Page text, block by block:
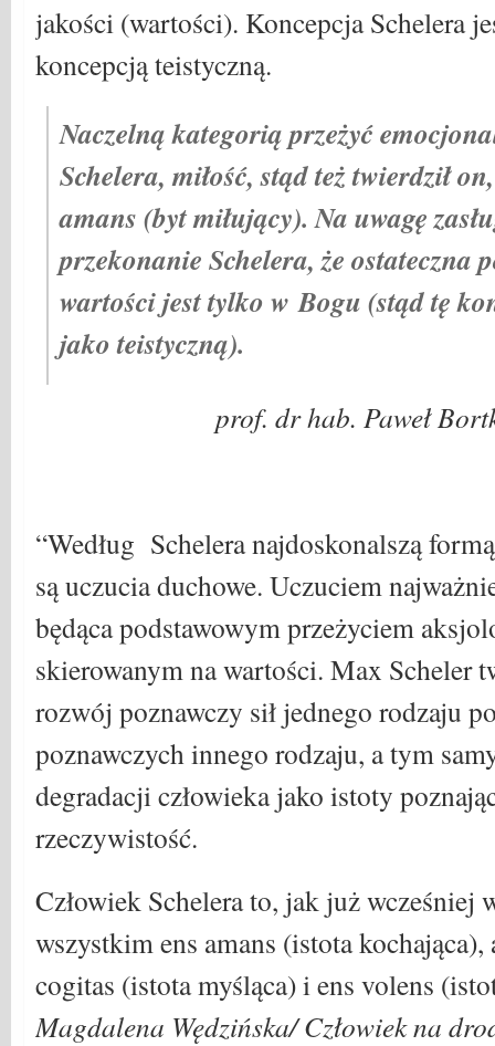
jakości (wartości). Koncepcja Schelera
koncepcją teistyczną.
Naczelną kategorią przeżyć
Schelera, miłość, stąd też twierdził
amans (byt miłujący). Na uwagę
przekonanie Schelera, że ostateczna
wartości jest tylko w Bogu (stąd tę
jako teistyczną).
prof. dr hab. Paweł
“Według Schelera najdoskonalszą
są uczucia duchowe. Uczuciem
będąca podstawowym przeżyciem
skierowanym na wartości. Max Scheler
rozwój poznawczy sił jednego rodzaju
poznawczych innego rodzaju, a tym
degradacji człowieka jako istoty
rzeczywistość.
Człowiek Schelera to, jak już wcześniej
wszystkim ens amans (istota
cogitas (istota myśląca) i ens volens
Magdalena Wędzińska/ Człowiek na